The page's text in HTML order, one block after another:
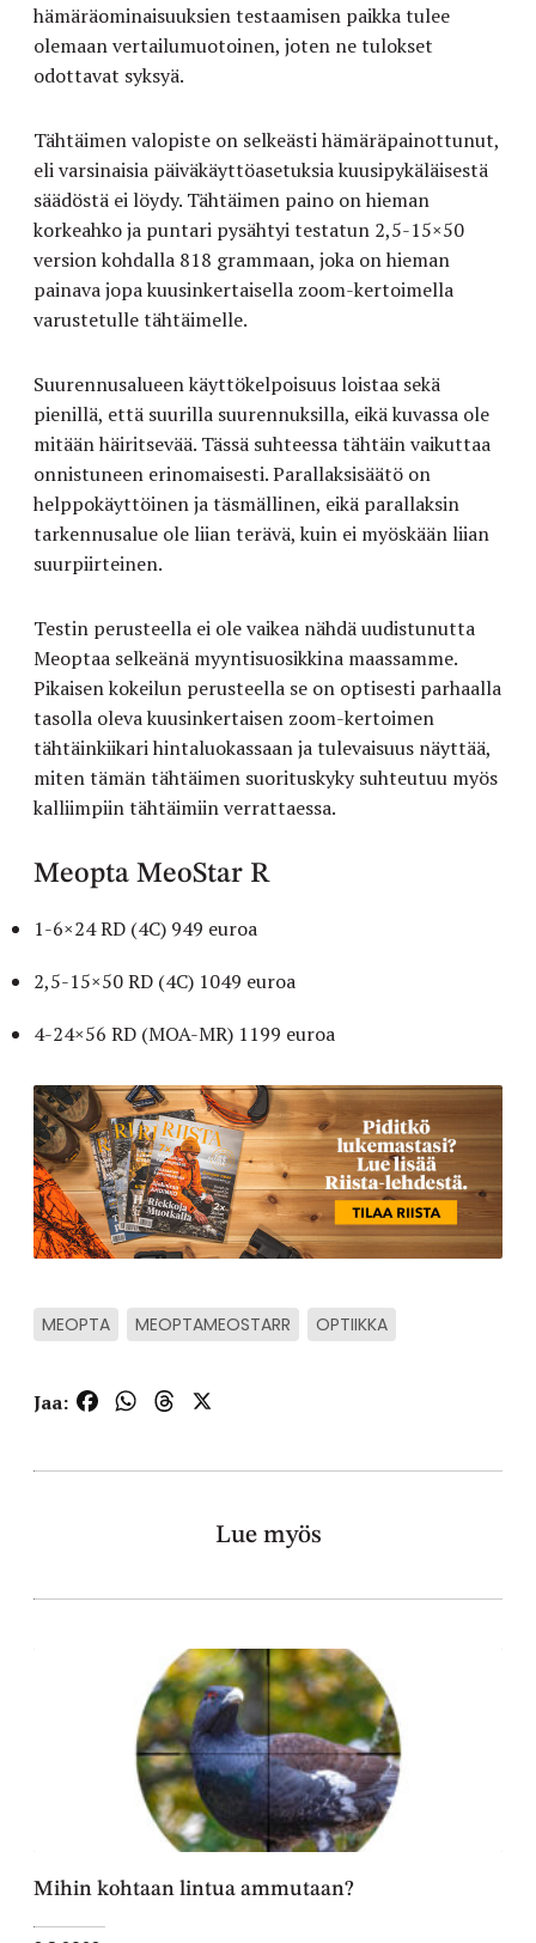
hämäräominaisuuksien testaamisen paikka tulee
olemaan vertailumuotoinen, joten ne tulokset
odottavat syksyä.
Tähtäimen valopiste on selkeästi hämäräpainottunut,
eli varsinaisia päiväkäyttöasetuksia kuusipykäläisestä
säädöstä ei löydy. Tähtäimen paino on hieman
korkeahko ja puntari pysähtyi testatun 2,5-15×50
version kohdalla 818 grammaan, joka on hieman
painava jopa kuusinkertaisella zoom-kertoimella
varustetulle tähtäimelle.
Suurennusalueen käyttökelpoisuus loistaa sekä
pienillä, että suurilla suurennuksilla, eikä kuvassa ole
mitään häiritsevää. Tässä suhteessa tähtäin vaikuttaa
onnistuneen erinomaisesti. Parallaksisäätö on
helppokäyttöinen ja täsmällinen, eikä parallaksin
tarkennusalue ole liian terävä, kuin ei myöskään liian
suurpiirteinen.
Testin perusteella ei ole vaikea nähdä uudistunutta
Meoptaa selkeänä myyntisuosikkina maassamme.
Pikaisen kokeilun perusteella se on optisesti parhaalla
tasolla oleva kuusinkertaisen zoom-kertoimen
tähtäinkiikari hintaluokassaan ja tulevaisuus näyttää,
miten tämän tähtäimen suorituskyky suhteutuu myös
kalliimpiin tähtäimiin verrattaessa.
Meopta MeoStar R
1-6×24 RD (4C) 949 euroa
2,5-15×50 RD (4C) 1049 euroa
4-24×56 RD (MOA-MR) 1199 euroa
MEOPTA MEOPTAMEOSTARR OPTIIKKA
Jaa: FacebookWhatsApp
Threads
Lue myös
Mihin kohtaan lintua ammutaan?